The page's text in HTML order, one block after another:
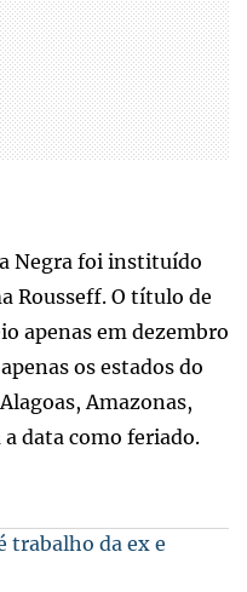
Negra foi instituído
Rousseff. O título de
apenas em dezembro
os estados do
Amazonas,
data como feriado.
trabalho da ex e